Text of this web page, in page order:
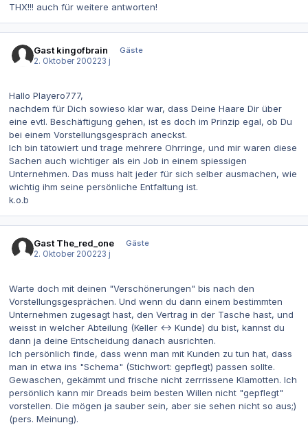
THX!!! auch für weitere antworten!
Gast kingofbrain
Gäste
2. Oktober 200223 j
Hallo Playero777,
nachdem für Dich sowieso klar war, dass Deine Haare Dir über
eine evtl. Beschäftigung gehen, ist es doch im Prinzip egal, ob Du
bei einem Vorstellungsgespräch aneckst.
Ich bin tätowiert und trage mehrere Ohrringe, und mir waren diese
Sachen auch wichtiger als ein Job in einem spiessigen
Unternehmen. Das muss halt jeder für sich selber ausmachen, wie
wichtig ihm seine persönliche Entfaltung ist.
k.o.b
Gast The_red_one
Gäste
2. Oktober 200223 j
Warte doch mit deinen "Verschönerungen" bis nach den
Vorstellungsgesprächen. Und wenn du dann einem bestimmten
Unternehmen zugesagt hast, den Vertrag in der Tasche hast, und
weisst in welcher Abteilung (Keller <-> Kunde) du bist, kannst du
dann ja deine Entscheidung danach ausrichten.
Ich persönlich finde, dass wenn man mit Kunden zu tun hat, dass
man in etwa ins "Schema" (Stichwort: gepflegt) passen sollte.
Gewaschen, gekämmt und frische nicht zerrrissene Klamotten. Ich
persönlich kann mir Dreads beim besten Willen nicht "gepflegt"
vorstellen. Die mögen ja sauber sein, aber sie sehen nicht so aus;)
(pers. Meinung).